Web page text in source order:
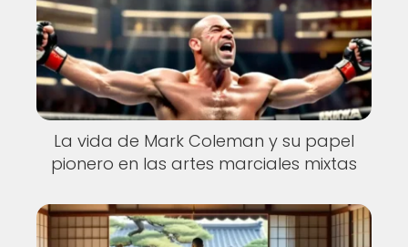
La vida de Mark Coleman y su papel
pionero en las artes marciales mixtas